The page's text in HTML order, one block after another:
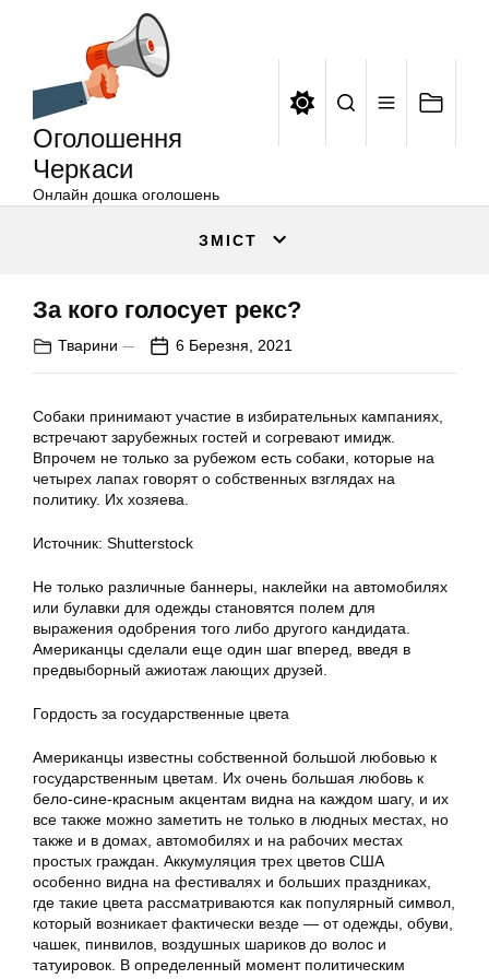
Оголошення
Черкаси
Онлайн дошка оголошень
ЗМІСТ
За кого голосует рекс?
Тварини 6 Березня, 2021
Собаки принимают участие в избирательных кампаниях,
встречают зарубежных гостей и согревают имидж.
Впрочем не только за рубежом есть собаки, которые на
четырех лапах говорят о собственных взглядах на
политику. Их хозяева.
Источник: Shutterstock
Не только различные баннеры, наклейки на автомобилях
или булавки для одежды становятся полем для
выражения одобрения того либо другого кандидата.
Американцы сделали еще один шаг вперед, введя в
предвыборный ажиотаж лающих друзей.
Гордость за государственные цвета
Американцы известны собственной большой любовью к
государственным цветам. Их очень большая любовь к
бело-сине-красным акцентам видна на каждом шагу, и их
все также можно заметить не только в людных местах, но
также и в домах, автомобилях и на рабочих местах
простых граждан. Аккумуляция трех цветов США
особенно видна на фестивалях и больших праздниках,
где такие цвета рассматриваются как популярный символ,
который возникает фактически везде — от одежды, обуви,
чашек, пинвилов, воздушных шариков до волос и
татуировок. В определенный момент политическим